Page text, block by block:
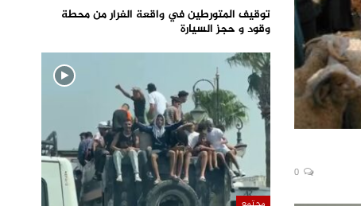
0
توقيف المتورطين في واقعة الفرار من محطة
وقود و حجز السيارة